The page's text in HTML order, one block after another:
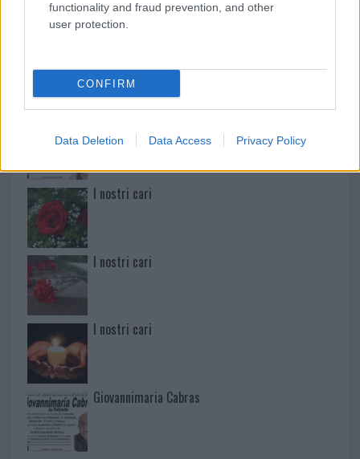
functionality and fraud prevention, and other
user protection.
CONFIRM
Data Deletion Data Access Privacy Policy
I nostri cari
I nostri cari
I nostri cari
Giovannimaria Cabras